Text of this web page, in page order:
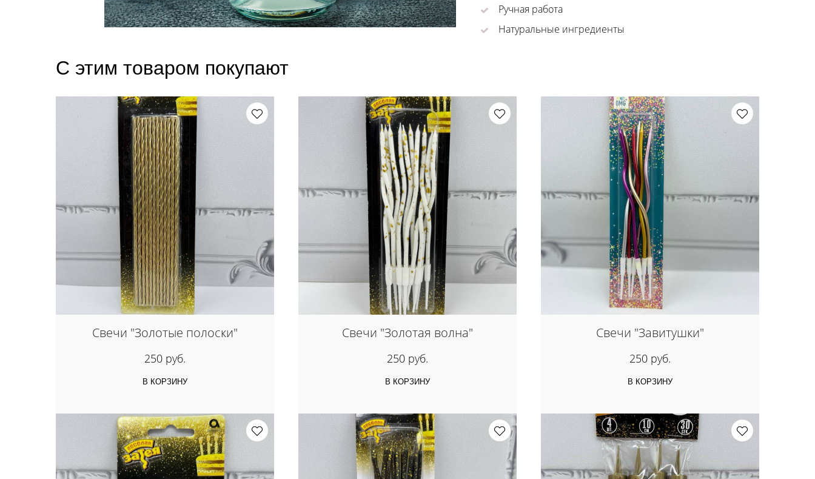
Ручная работа
Натуральные ингредиенты
С этим товаром покупают
Свечи "Золотые полоски"
250 руб.
В КОРЗИНУ
Свечи "Золотая волна"
250 руб.
В КОРЗИНУ
Свечи "Завитушки"
250 руб.
В КОРЗИНУ